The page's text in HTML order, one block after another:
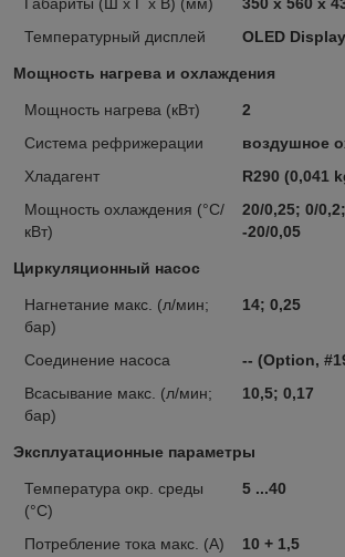
Температурный дисплей
OLED Display
Мощность нагрева и охлаждения
Мощность нагрева (кВт)
2
Система рефрижерации
воздушное
Хладагент
R290 (0,041
Мощность охлаждения (°C/
кВт)
20/0,25; 0/
-20/0,05
Циркуляционный насос
Нагнетание макс. (л/мин;
бар)
14; 0,25
Соединение насоса
-- (Option,
Всасывание макс. (л/мин;
бар)
10,5; 0,17
Эксплуатационные параметры
Температура окр. среды
(°C)
5 ...40
Потребление тока макс. (А)
10 + 1,5